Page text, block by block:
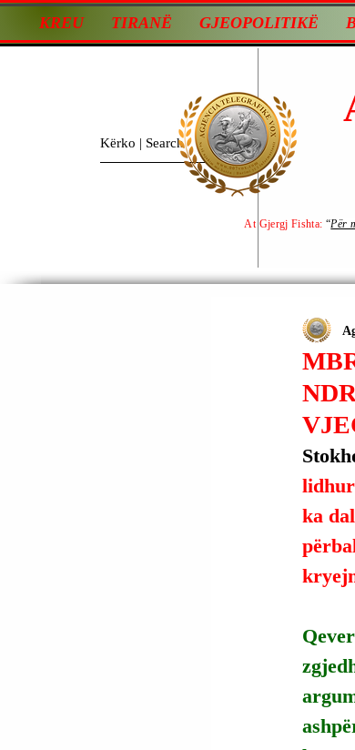
KREU TIRANË GJEOPOLITIKË
At Gjergj Fishta: “Për
ka